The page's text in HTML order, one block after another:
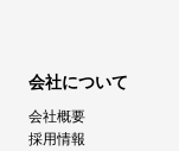
会社について
会社概要
採用情報